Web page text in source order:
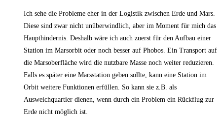
Ich sehe die Probleme eher in der Logistik zwischen Erde und Mars.
Diese sind zwar nicht unüberwindlich, aber im Moment für mich das
Haupthindernis. Deshalb wäre ich auch zuerst für den Aufbau einer
Station im Marsorbit oder noch besser auf Phobos. Ein Transport auf
die Marsoberfläche wird die nutzbare Masse noch weiter reduzieren.
Falls es später eine Marsstation geben sollte, kann eine Station im
Orbit weitere Funktionen erfüllen. So kann sie z.B. als
Ausweichquartier dienen, wenn durch ein Problem ein Rückflug zur
Erde nicht möglich ist.